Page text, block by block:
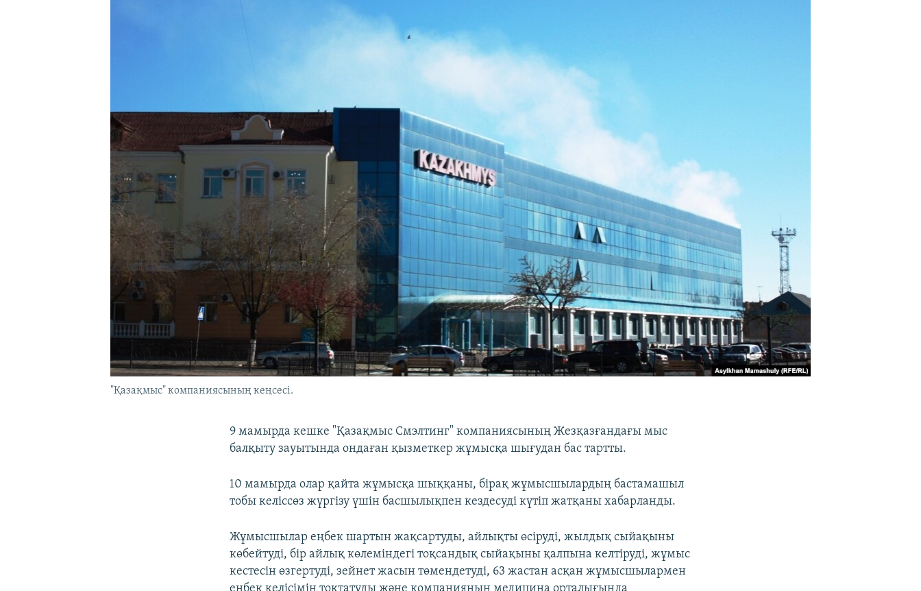
"Қазақмыс" компаниясының кеңсесі.
9 мамырда кешке "Қазақмыс Смэлтинг" компаниясының Жезқазғандағы мыс
балқыту зауытында ондаған қызметкер жұмысқа шығудан бас тартты.
10 мамырда олар қайта жұмысқа шыққаны, бірақ жұмысшылардың бастамашыл
тобы келіссөз жүргізу үшін басшылықпен кездесуді күтіп жатқаны хабарланды.
Жұмысшылар еңбек шартын жақсартуды, айлықты өсіруді, жылдық сыйақыны
көбейтуді, бір айлық көлеміндегі тоқсандық сыйақыны қалпына келтіруді, жұмыс
кестесін өзгертуді, зейнет жасын төмендетуді, 63 жастан асқан жұмысшылармен